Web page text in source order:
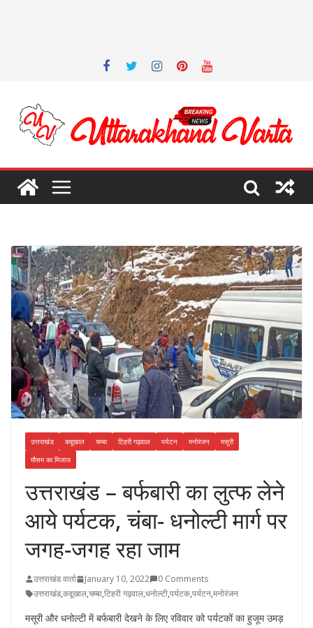
उत्तराखंड कद्दूखाल चम्बा टिहरी गढ़वाल पर्यटन मनोरंजन
मसूरी
मौसम का मिजाज
उत्तराखंड – बर्फबारी का लुत्फ लेने
आये पर्यटक, चंबा- धनोल्टी मार्ग पर
जगह-जगह रहा जाम
उत्तराखंड वार्ता January 10, 2022
0 Comments
उत्तराखंड,कद्दूखाल,चम्बा,टिहरी गढ़वाल,धनोल्टी,पर्यटक,पर्यटन,मनोरंजन
मसूरी और धनोल्टी में बर्फबारी देखने के लिए रविवार को पर्यटकों का हुजूम उमड़